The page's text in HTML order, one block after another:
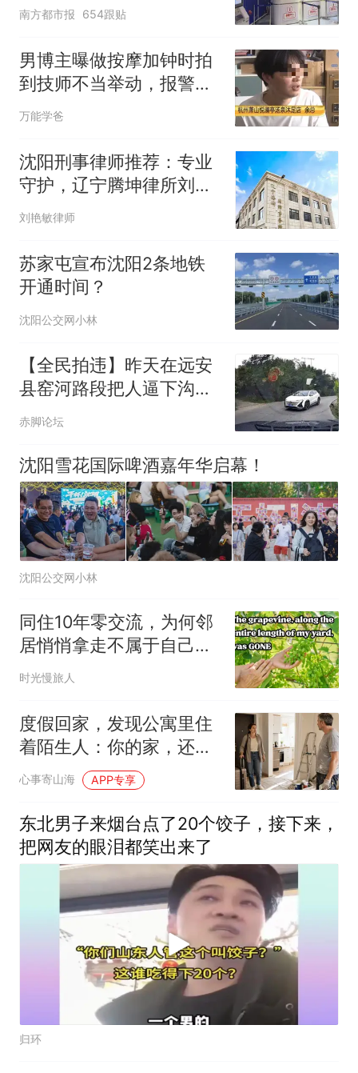
南方都市报 654跟贴
男博主曝做按摩加钟时拍
到技师不当举动，报警后
技师喊冤称被钓鱼偷拍吵
万能学爸
沈阳刑事律师推荐：专业
守护，辽宁腾坤律所刘艳
敏主任、汪国辉律师值得
刘艳敏律师
苏家屯宣布沈阳2条地铁
开通时间？
沈阳公交网小林
【全民拍违】昨天在远安
县窑河路段把人逼下沟就
跑了的这辆车，你的罚单
赤脚论坛
沈阳雪花国际啤酒嘉年华启幕！
沈阳公交网小林
同住10年零交流，为何邻
居悄悄拿走不属于自己的
东西？
时光慢旅人
度假回家，发现公寓里住
着陌生人：你的家，还是
你的吗？
心事寄山海 APP专享
东北男子来烟台点了20个饺子，接下来，
把网友的眼泪都笑出来了
归环